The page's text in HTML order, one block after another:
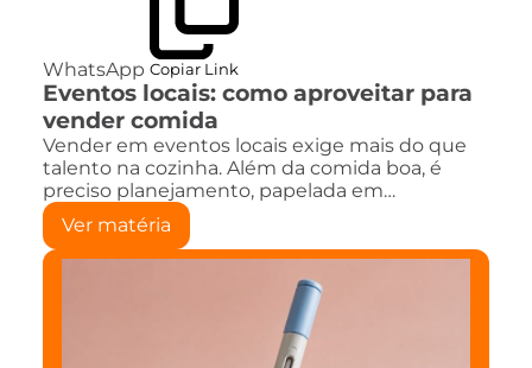
WhatsApp Copiar Link
Eventos locais: como aproveitar para
vender comida
Vender em eventos locais exige mais do que
talento na cozinha. Além da comida boa, é
preciso planejamento, papelada em…
Ver matéria